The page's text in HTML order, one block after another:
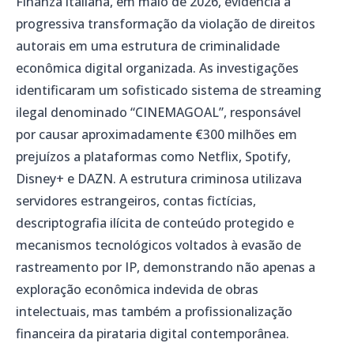
progressiva transformação da violação de direitos
autorais em uma estrutura de criminalidade
econômica digital organizada. As investigações
identificaram um sofisticado sistema de streaming
ilegal denominado “CINEMAGOAL”, responsável
por causar aproximadamente €300 milhões em
prejuízos a plataformas como Netflix, Spotify,
Disney+ e DAZN. A estrutura criminosa utilizava
servidores estrangeiros, contas fictícias,
descriptografia ilícita de conteúdo protegido e
mecanismos tecnológicos voltados à evasão de
rastreamento por IP, demonstrando não apenas a
exploração econômica indevida de obras
intelectuais, mas também a profissionalização
financeira da pirataria digital contemporânea.